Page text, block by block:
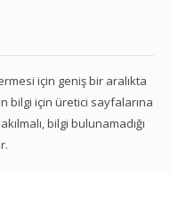
için geniş bir aralıkta
bilgi için üretici sayfalarına
bilgi bulunamadığı